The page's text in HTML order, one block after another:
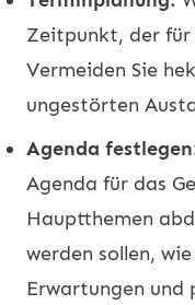
Zeitpunkt, der
Vermeiden Sie
ungestörten
Agenda
Agenda für das
Hauptthemen
werden sollen,
Erwartungen und